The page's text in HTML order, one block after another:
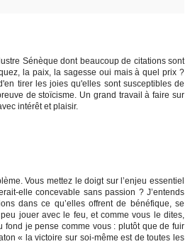
Sénèque dont beaucoup de citations sont
la paix, la sagesse oui mais à quel prix ?
tirer les joies qu'elles sont susceptibles de
de stoïcisme. Un grand travail à faire sur
intérêt et plaisir.
Vous mettez le doigt sur l’enjeu essentiel
elle concevable sans passion ? J’entends
dans ce qu’elles offrent de bénéfique, se
jouer avec le feu, et comme vous le dites,
je pense comme vous : plutôt que de fuir
« la victoire sur soi-même est de toutes les